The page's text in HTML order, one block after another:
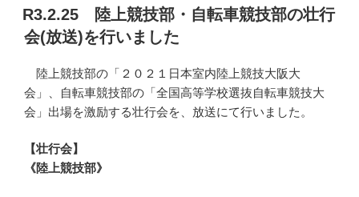
稿
日:
R3.2.25 陸上競技部・自転車競技部の壮行
会(放送)を行いました
陸上競技部の「２０２１日本室内陸上競技大阪大
会」、自転車競技部の「全国高等学校選抜自転車競技大
会」出場を激励する壮行会を、放送にて行いました。
【壮行会】
《陸上競技部》